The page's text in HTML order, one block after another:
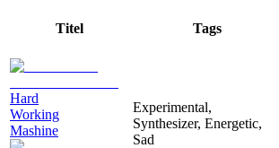
Titel Tags
Hard
Working
Mashine
Experimental,
Synthesizer, Energetic,
Sad